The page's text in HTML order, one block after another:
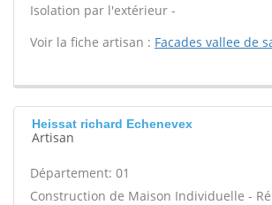
Isolation par l'extérieur -
Voir la fiche artisan : Facades vallee de
Heissat richard Echenevex
Artisan
Département: 01
Construction de Maison Individuelle -